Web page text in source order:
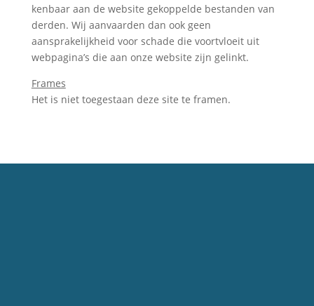
kenbaar aan de website gekoppelde bestanden van
derden. Wij aanvaarden dan ook geen
aansprakelijkheid voor schade die voortvloeit uit
webpagina’s die aan onze website zijn gelinkt.
Frames
Het is niet toegestaan deze site te framen.